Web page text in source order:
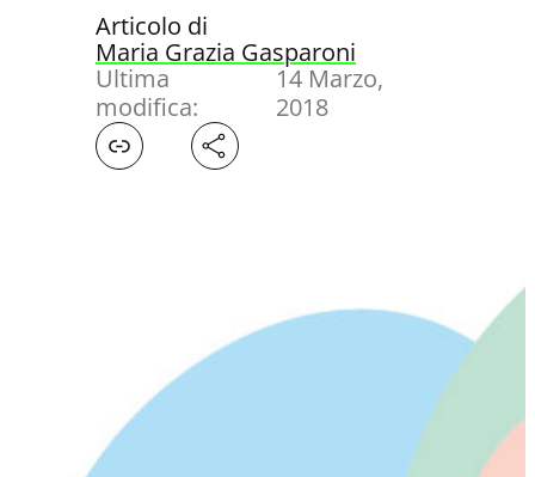
Articolo di
Maria Grazia Gasparoni
Ultima
modifica:
14 Marzo,
2018